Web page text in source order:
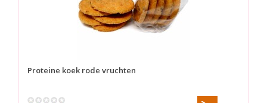
Proteine koek rode vruchten